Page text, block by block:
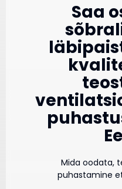
Saa
Mida oodata,
puhastamine